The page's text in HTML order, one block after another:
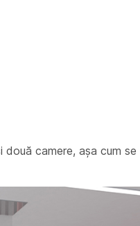
camere, așa cum se